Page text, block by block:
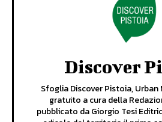
Discover
Sfoglia Discover Pistoia, Urban
gratuito a cura della
pubblicato da Giorgio Tesi